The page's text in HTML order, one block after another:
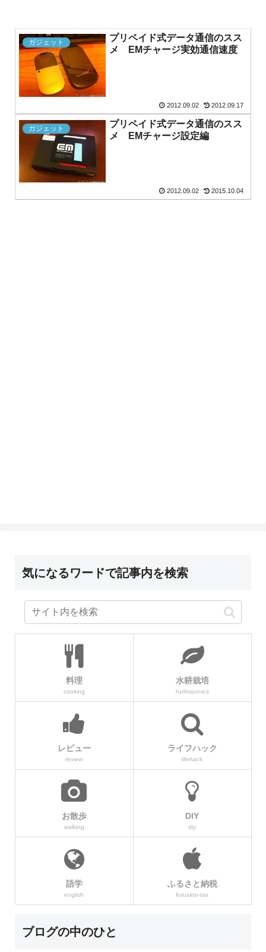
ガジェット
プリペイド式データ通信のスス
メ EMチャージ実効通信速度
2012.09.02 2012.09.17
ガジェット
プリペイド式データ通信のスス
メ EMチャージ設定編
2012.09.02 2015.10.04
気になるワードで記事内を検索
料理
cooking
水耕栽培
hydroponics
レビュー
review
ライフハック
lifehack
お散歩
walking
DIY
diy
語学
english
ふるさと納税
furusato-tax
ブログの中のひと